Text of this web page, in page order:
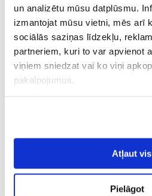
un analizētu mūsu datplūsmu.
izmantojat mūsu vietni, mēs arī
sociālās saziņas līdzekļu,
partneriem, kuri to var apvienot
viņiem sniedzat vai ko viņi
pakalpojumus.
Atļaut
Pielāgot
NOSŪTĪŠANA 48 STUNDU LAIKĀ.
Mūsu klienta fotogrāfijas Mūsu klienta
Apraksts
Lai akvārija ūdens būtu labā stāvoklī un
dzīves apstākļus, ir nepieciešams
dubultas korpusa sienas, kas slāpē
ļoti efektīva, un to var izmantot dziļos
pat 2 metrus zem ūdens virsmas
poga, ar kuru var regulēt tā darba